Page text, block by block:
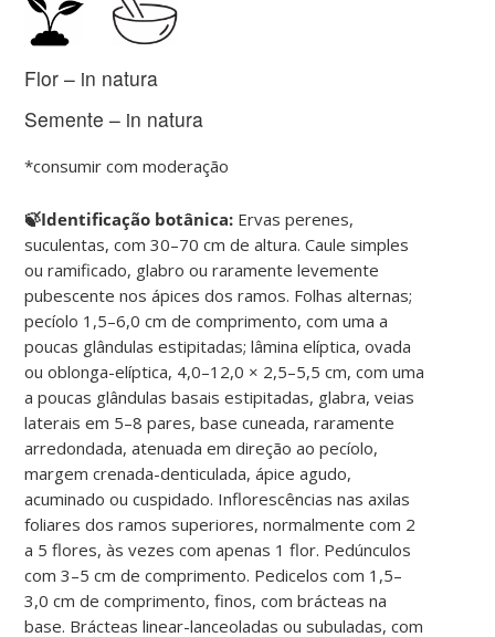
Flor – in natura
Semente – in natura
*consumir com moderação
🍃Identificação botânica: Ervas perenes,
suculentas, com 30–70 cm de altura. Caule simples
ou ramificado, glabro ou raramente levemente
pubescente nos ápices dos ramos. Folhas alternas;
pecíolo 1,5–6,0 cm de comprimento, com uma a
poucas glândulas estipitadas; lâmina elíptica, ovada
ou oblonga-elíptica, 4,0–12,0 × 2,5–5,5 cm, com uma
a poucas glândulas basais estipitadas, glabra, veias
laterais em 5–8 pares, base cuneada, raramente
arredondada, atenuada em direção ao pecíolo,
margem crenada-denticulada, ápice agudo,
acuminado ou cuspidado. Inflorescências nas axilas
foliares dos ramos superiores, normalmente com 2
a 5 flores, às vezes com apenas 1 flor. Pedúnculos
com 3–5 cm de comprimento. Pedicelos com 1,5–
3,0 cm de comprimento, finos, com brácteas na
base. Brácteas linear-lanceoladas ou subuladas, com